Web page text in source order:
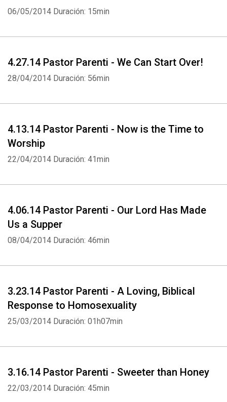
06/05/2014 Duración: 15min
4.27.14 Pastor Parenti - We Can Start Over!
28/04/2014 Duración: 56min
4.13.14 Pastor Parenti - Now is the Time to
Worship
22/04/2014 Duración: 41min
4.06.14 Pastor Parenti - Our Lord Has Made
Us a Supper
08/04/2014 Duración: 46min
3.23.14 Pastor Parenti - A Loving, Biblical
Response to Homosexuality
25/03/2014 Duración: 01h07min
3.16.14 Pastor Parenti - Sweeter than Honey
22/03/2014 Duración: 45min
Whatsapp Facebook Twitter E-mail